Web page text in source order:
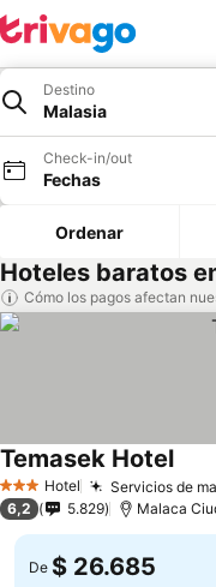
Destino
Malasia
Check-in/out
Fechas
Ordenar
Hoteles baratos
Cómo los pagos afectan
3 Estrellas
Hotel Servicios de
Temasek Hotel
6,2 5.829 Malaca
De $ 26.685